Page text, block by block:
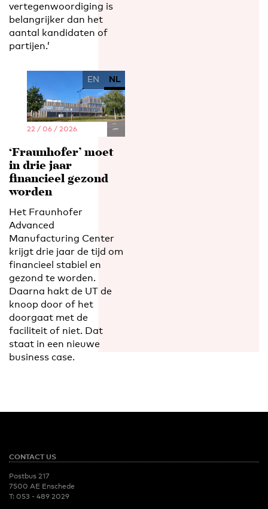
vertegenwoordiging is
belangrijker dan het
aantal kandidaten of
partijen.’
EN NL
22 / 06 / 2026
‘Fraunhofer’ moet
in drie jaar
financieel gezond
worden
Het Fraunhofer
Advanced
Manufacturing Center
krijgt drie jaar de tijd om
financieel stabiel en
gezond te worden.
Daarna hakt de UT de
knoop door of het
doorgaat met de
faciliteit of niet. Dat
staat in een nieuwe
business case.
CONTACT US
Postbus 217
7500 AE Enschede
T: 053 - 489 2029